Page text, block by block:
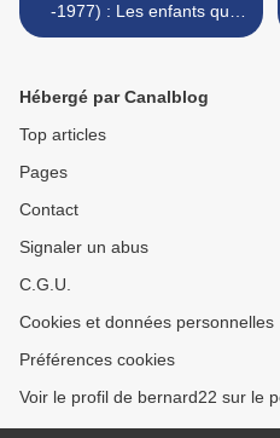
-1977) : Les enfants qui
s’aiment
Hébergé par Canalblog
Top articles
Pages
Contact
Signaler un abus
C.G.U.
Cookies et données personnelles
Préférences cookies
Voir le profil de bernard22 sur le